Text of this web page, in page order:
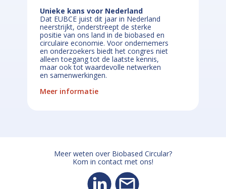
Unieke kans voor Nederland
Dat EUBCE juist dit jaar in Nederland
neerstrijkt, onderstreept de sterke
positie van ons land in de biobased en
circulaire economie. Voor ondernemers
en onderzoekers biedt het congres niet
alleen toegang tot de laatste kennis,
maar ook tot waardevolle netwerken
en samenwerkingen.
Meer informatie
Meer weten over Biobased Circular?
Kom in contact met ons!